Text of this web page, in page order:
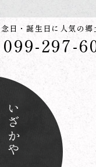
日・誕生日に人気の郷
099-297-